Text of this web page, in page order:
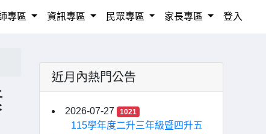
專區 資訊專區 民眾專區 家長專區 登入
近月內熱門公告
2026-07-27 1021
115學年度二升三年級暨四升五